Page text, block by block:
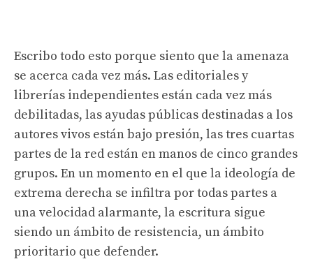
Escribo todo esto porque siento que la amenaza
se acerca cada vez más. Las editoriales y
librerías independientes están cada vez más
debilitadas, las ayudas públicas destinadas a los
autores vivos están bajo presión, las tres cuartas
partes de la red están en manos de cinco grandes
grupos. En un momento en el que la ideología de
extrema derecha se infiltra por todas partes a
una velocidad alarmante, la escritura sigue
siendo un ámbito de resistencia, un ámbito
prioritario que defender.